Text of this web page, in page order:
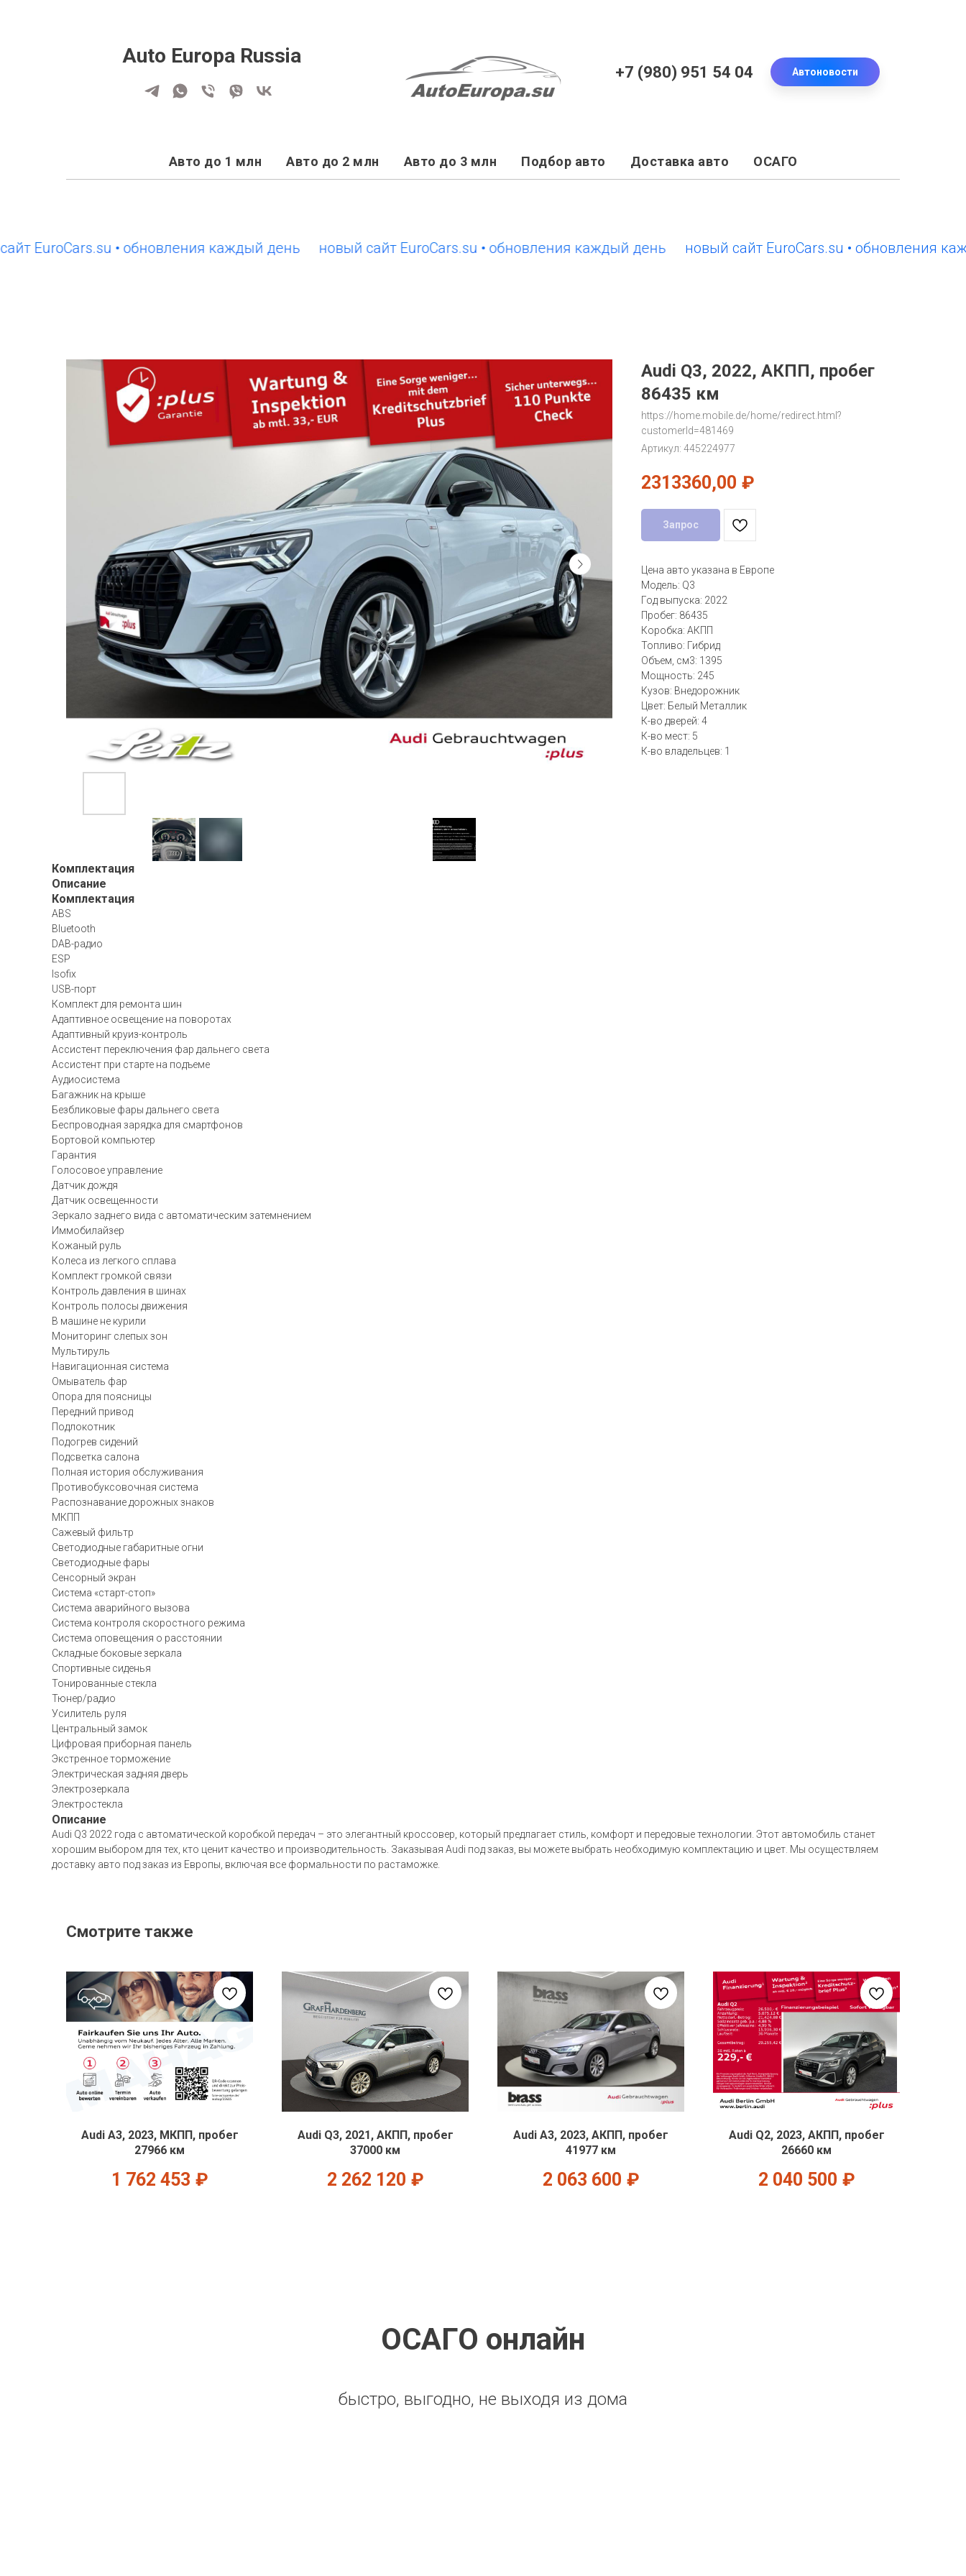
Auto Europa Russia
+7 (980) 951 54 04 Автоновости
Авто до 1 млн Авто до 2 млн Авто до 3 млн Подбор авто Доставка авто ОСАГО
• обновления каждый день новый сайт EuroCars.su • обновления каждый день новый сайт EuroCars.su • обновления каждый
Audi Q3, 2022, АКПП, пробег
86435 км
https://home.mobile.de/home/redirect.html?
customerId=481469
Артикул: 445224977
2313360,00 ₽
Запрос
Цена авто указана в Европе
Модель: Q3
Год выпуска: 2022
Пробег: 86435
Коробка: АКПП
Топливо: Гибрид
Объем, см3: 1395
Мощность: 245
Кузов: Внедорожник
Цвет: Белый Металлик
К-во дверей: 4
К-во мест: 5
К-во владельцев: 1
Комплектация
Описание
Комплектация
ABS
Bluetooth
DAB-радио
ESP
Isofix
USB-порт
Комплект для ремонта шин
Адаптивное освещение на поворотах
Адаптивный круиз-контроль
Ассистент переключения фар дальнего света
Ассистент при старте на подъеме
Аудиосистема
Багажник на крыше
Безбликовые фары дальнего света
Беспроводная зарядка для смартфонов
Бортовой компьютер
Гарантия
Голосовое управление
Датчик дождя
Датчик освещенности
Зеркало заднего вида с автоматическим затемнением
Иммобилайзер
Кожаный руль
Колеса из легкого сплава
Комплект громкой связи
Контроль давления в шинах
Контроль полосы движения
В машине не курили
Мониторинг слепых зон
Мультируль
Навигационная система
Омыватель фар
Опора для поясницы
Передний привод
Подлокотник
Подогрев сидений
Подсветка салона
Полная история обслуживания
Противобуксовочная система
Распознавание дорожных знаков
МКПП
Сажевый фильтр
Светодиодные габаритные огни
Светодиодные фары
Сенсорный экран
Система «старт-стоп»
Система аварийного вызова
Система контроля скоростного режима
Система оповещения о расстоянии
Складные боковые зеркала
Спортивные сиденья
Тонированные стекла
Тюнер/радио
Усилитель руля
Центральный замок
Цифровая приборная панель
Экстренное торможение
Электрическая задняя дверь
Электрозеркала
Электростекла
Описание
Audi Q3 2022 года с автоматической коробкой передач – это элегантный кроссовер, который предлагает стиль, комфорт и передовые технологии. Этот автомобиль станет
хорошим выбором для тех, кто ценит качество и производительность. Заказывая Audi под заказ, вы можете выбрать необходимую комплектацию и цвет. Мы осуществляем
доставку авто под заказ из Европы, включая все формальности по растаможке.
Смотрите также
Audi A3, 2023, МКПП, пробег
27966 км
1 762 453 ₽
Audi Q3, 2021, АКПП, пробег
37000 км
2 262 120 ₽
Audi A3, 2023, АКПП, пробег
41977 км
2 063 600 ₽
Audi Q2, 2023, АКПП, пробег
26660 км
2 040 500 ₽
ОСАГО онлайн
быстро, выгодно, не выходя из дома